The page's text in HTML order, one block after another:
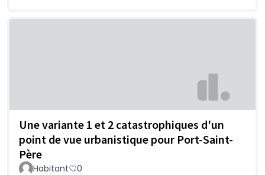
Une variante 1 et 2 catastrophiques d'un
point de vue urbanistique pour Port-Saint-
Père
Habitant 0